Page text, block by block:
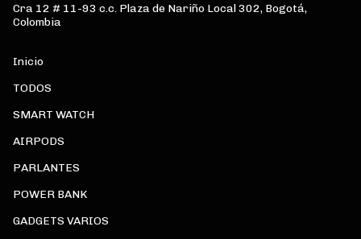
Cra 12 # 11-93 c.c. Plaza de Nariño Local 302, Bogotá,
Colombia
Inicio
TODOS
SMART WATCH
AIRPODS
PARLANTES
POWER BANK
GADGETS VARIOS